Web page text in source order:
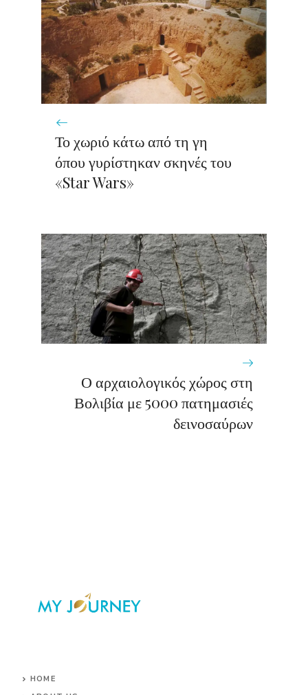
Το χωριό κάτω από τη γη
όπου γυρίστηκαν σκηνές του
«Star Wars»
Ο αρχαιολογικός χώρος στη
Βολιβία με 5000 πατημασιές
δεινοσαύρων
HOME